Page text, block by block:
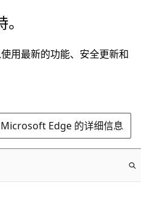
用最新的功能、安全更新和
Edge 的详细信息